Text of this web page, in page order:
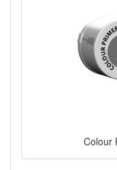
Colour